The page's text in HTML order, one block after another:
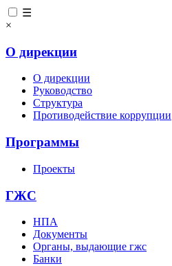
☰
×
О дирекции
О дирекции
Руководство
Структура
Противодействие коррупции
Программы
Проекты
ГЖС
НПА
Документы
Органы, выдающие гжс
Банки